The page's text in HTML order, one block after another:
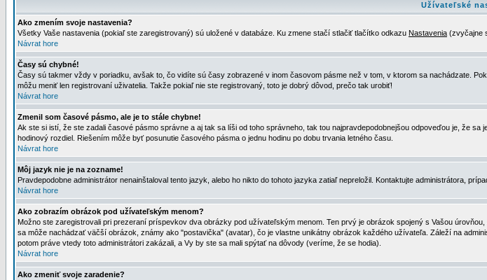
Užívateľské
Ako zmením svoje nastavenia?
Všetky Vaše nastavenia (pokiaľ ste zaregistrovaný) sú uložené v databáze. Ku zmene stačí stlačiť tlačítko odkazu Nastavenia (zvyčajne
Návrat hore
Časy sú chybné!
Časy sú takmer vždy v poriadku, avšak to, čo vidíte sú časy zobrazené v inom časovom pásme než v tom, v ktorom sa nachádzate.
môžu meniť len registrovaní uživatelia. Takže pokiaľ nie ste registrovaný, toto je dobrý dôvod, prečo tak urobiť!
Návrat hore
Zmenil som časové pásmo, ale je to stále chybne!
Ak ste si istí, že ste zadali časové pásmo správne a aj tak sa líši od toho správneho, tak tou najpravdepodobnejšou odpoveďou je, že
hodinový rozdiel. Riešením môže byť posunutie časového pásma o jednu hodinu po dobu trvania letného času.
Návrat hore
Môj jazyk nie je na zozname!
Pravdepodobne administrátor nenainštaloval tento jazyk, alebo ho nikto do tohoto jazyka zatiaľ nepreložil. Kontaktujte administrátora,
Návrat hore
Ako zobrazím obrázok pod užívateľským menom?
Možno ste zaregistrovali pri prezeraní príspevkov dva obrázky pod užívateľským menom. Ten prvý je obrázok spojený s Vašou
sa môže nachádzať väčší obrázok, známy ako "postavička" (avatar), čo je vlastne unikátny obrázok každého užívateľa. Záleží na
potom práve vtedy toto administrátori zakázali, a Vy by ste sa mali spýtať na dôvody (veríme, že se hodia).
Návrat hore
Ako zmeniť svoje zaradenie?